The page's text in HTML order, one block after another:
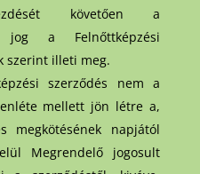
követően a
jog a Felnőttképzési
szerint illeti meg.
szerződés nem a
mellett jön létre a,
megkötésének napjától
Megrendelő jogosult